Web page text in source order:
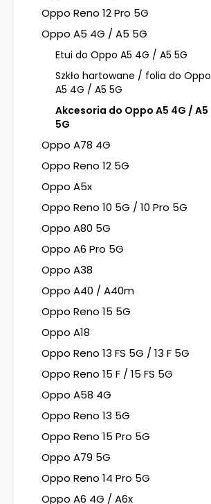
Oppo Reno 12 Pro 5G
Oppo A5 4G / A5 5G
Etui do Oppo A5 4G / A5 5G
Szkło hartowane / folia do Oppo
A5 4G / A5 5G
Akcesoria do Oppo A5 4G / A5
5G
Oppo A78 4G
Oppo Reno 12 5G
Oppo A5x
Oppo Reno 10 5G / 10 Pro 5G
Oppo A80 5G
Oppo A6 Pro 5G
Oppo A38
Oppo A40 / A40m
Oppo Reno 15 5G
Oppo A18
Oppo Reno 13 FS 5G / 13 F 5G
Oppo Reno 15 F / 15 FS 5G
Oppo A58 4G
Oppo Reno 13 5G
Oppo Reno 15 Pro 5G
Oppo A79 5G
Oppo Reno 14 Pro 5G
Oppo A6 4G / A6x